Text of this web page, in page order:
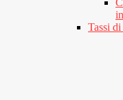
Tassi di